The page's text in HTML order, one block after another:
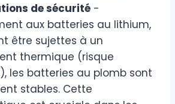
de sécurité -
aux batteries au lithium,
être sujettes à un
thermique (risque
les batteries au plomb sont
stables. Cette